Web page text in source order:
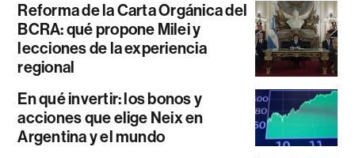
Reforma de la Carta Orgánica del
BCRA: qué propone Milei y
lecciones de la experiencia
regional
En qué invertir: los bonos y
acciones que elige Neix en
Argentina y el mundo